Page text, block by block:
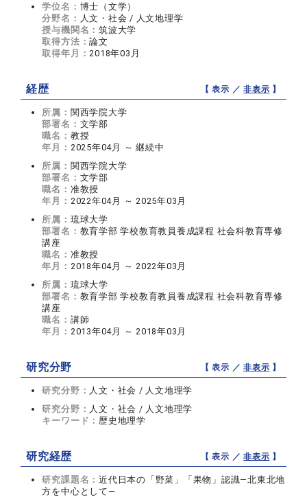
学位名： 博士（文学）
分野名： 人文・社会 / 人文地理学
授与機関名：筑波大学
取得方法：論文
取得年月：2018年03月
経歴 【 表示 ／非表示 】
所属： 関西学院大学
部署名： 文学部
職名： 教授
年月： 2025年04月 ～ 継続中
所属： 関西学院大学
部署名： 文学部
職名： 准教授
年月： 2022年04月 ～ 2025年03月
所属： 琉球大学
部署名： 教育学部 学校教育教員養成課程 社会科教育専修
講座
職名： 准教授
年月： 2018年04月 ～ 2022年03月
所属： 琉球大学
部署名： 教育学部 学校教育教員養成課程 社会科教育専修
講座
職名： 講師
年月： 2013年04月 ～ 2018年03月
研究分野 【 表示 ／非表示 】
研究分野： 人文・社会 / 人文地理学
研究分野： 人文・社会 / 人文地理学
キーワード：歴史地理学
研究経歴 【 表示 ／非表示 】
研究課題名：近代日本の「野菜」「果物」認識―北東北地
方を中心として―